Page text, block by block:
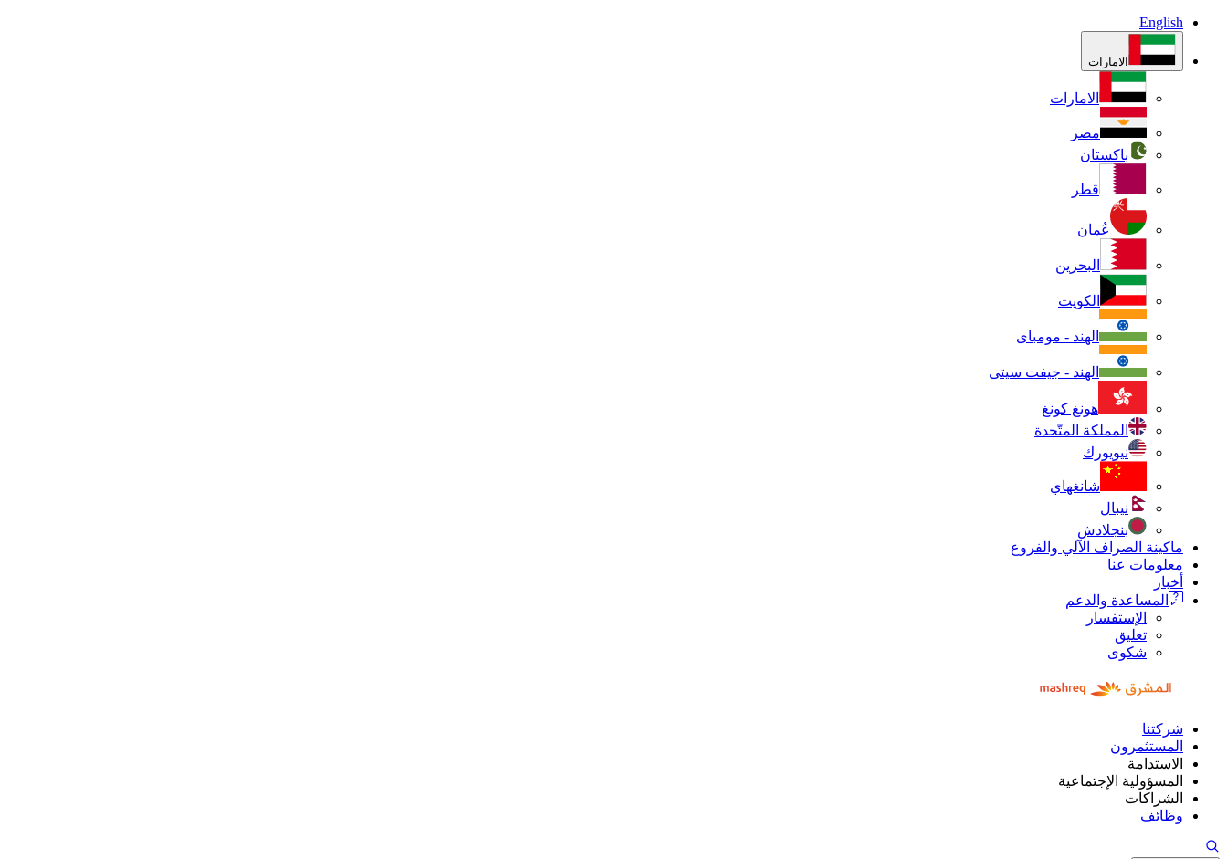
English
الامارات
الامارات
مصر
باكستان
قطر
عُمان
البحرين
الكويت
الهند - مومباى
الهند - جيفت سيتى
هونغ كونغ
المملكة المتّحدة
نيويورك
شانغهاي
نيبال
بنجلادش
ماكينة الصراف الآلي والفروع
معلومات عنا
أخبار
المساعدة والدعم
الإستفسار
تعليق
شكوى
شركتنا
المستثمرون
الاستدامة
المسؤولية الإجتماعية
الشراكات
وظائف